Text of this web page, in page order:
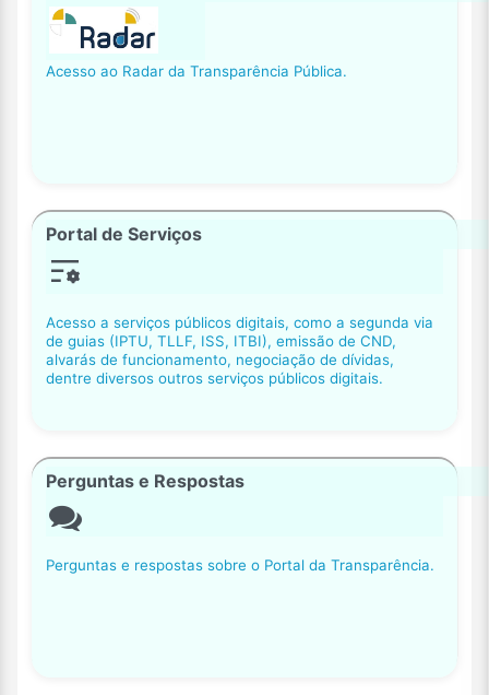
Acesso ao Radar da Transparência Pública.
Portal de Serviços
Acesso a serviços públicos digitais, como a segunda via
de guias (IPTU, TLLF, ISS, ITBI), emissão de CND,
alvarás de funcionamento, negociação de dívidas,
dentre diversos outros serviços públicos digitais.
Perguntas e Respostas
Perguntas e respostas sobre o Portal da Transparência.